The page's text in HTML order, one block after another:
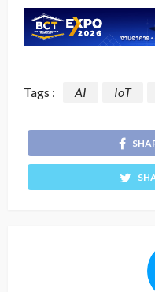
Tags : AI IoT